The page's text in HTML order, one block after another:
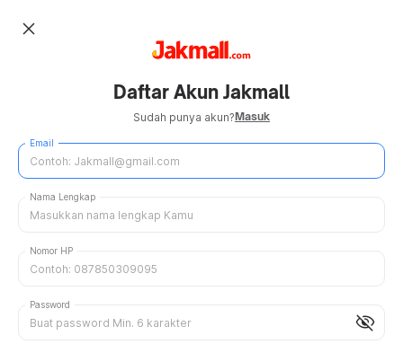
close
Daftar Akun Jakmall
Sudah punya akun?Masuk
Email
Nama Lengkap
Nomor HP
visibility_off
Password